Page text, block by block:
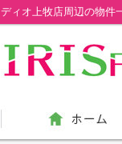
ディオ上牧店周辺の物件